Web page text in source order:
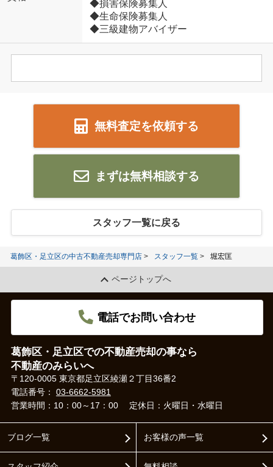
◆損害保険募集人
◆生命保険募集人
◆三級建物アバイザー
無料査定を依頼する
まずは無料相談する
スタッフ一覧に戻る
葛飾区・足立区の中古不動産売却専門店 スタッフ一覧 堀宏匡
ページトップへ
電話でお問い合わせ
葛飾区・足立区での不動産売却の事なら
不動産のみらいへ
〒120-0005 東京都足立区綾瀬２丁目36番2
電話番号： 03-6662-5981
営業時間：10：00～17：00
定休日：火曜日・水曜日
ブログ一覧 お客様の声一覧